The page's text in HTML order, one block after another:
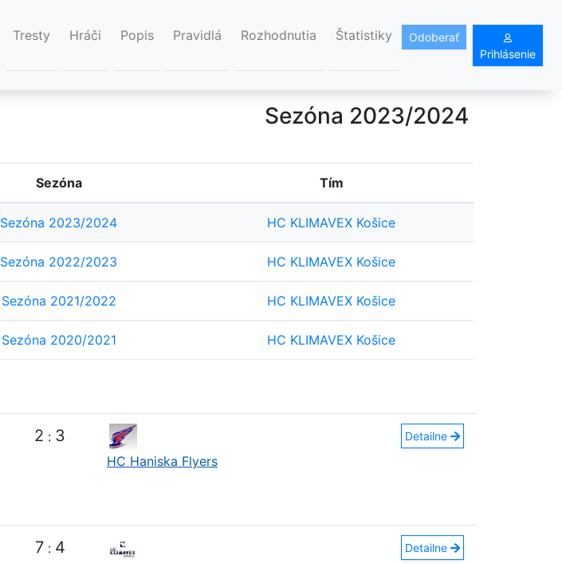
Tresty Hráči Popis Pravidlá Rozhodnutia Štatistiky
Odoberať
Prihlásenie
Sezóna 2023/2024
Sezóna Tím
Sezóna 2023/2024 HC KLIMAVEX Košice
Sezóna 2022/2023 HC KLIMAVEX Košice
Sezóna 2021/2022 HC KLIMAVEX Košice
Sezóna 2020/2021 HC KLIMAVEX Košice
2 : 3
HC Haniska Flyers
Detailne
7 : 4 Detailne